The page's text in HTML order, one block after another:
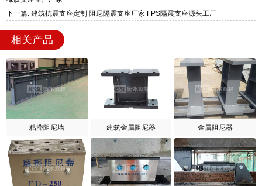
下一篇: 建筑抗震支座定制 阻尼隔震支座厂家 FPS隔震支座源头工厂
相关产品
粘滞阻尼墙 建筑金属阻尼器 金属阻尼器